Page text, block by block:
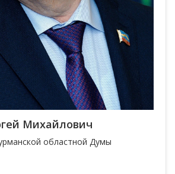
Михайлович
областной Думы